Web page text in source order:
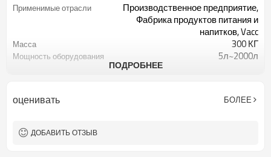
Применимые отрасли
Производственное предприятие,
Фабрика продуктов питания и
напитков, Vacc
Масса 300 КГ
Мощность оборудования 5л~2000л
Насос, Сосуд под давлением,
Ключевые аргументы в
пользу продажи
ПОДРОБНЕЕ
оценивать БОЛЕЕ
ДОБАВИТЬ ОТЗЫВ